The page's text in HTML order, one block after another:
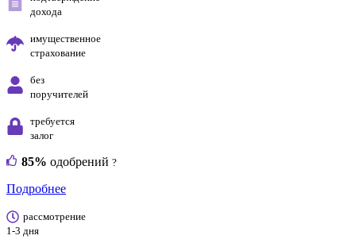
дохода
имущественное
страхование
без
поручителей
требуется
залог
85% одобрений ?
Подробнее
рассмотрение
1-3 дня